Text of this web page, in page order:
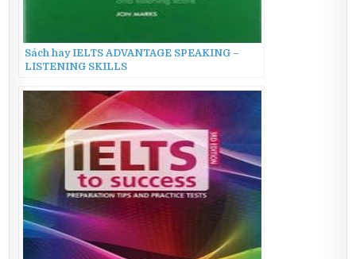
Sách hay IELTS ADVANTAGE SPEAKING –
LISTENING SKILLS